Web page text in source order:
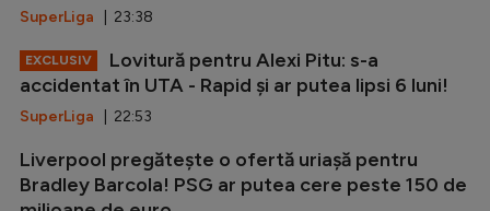
SuperLiga | 23:38
EXCLUSIV
Lovitură pentru Alexi Pitu: s-a
accidentat în UTA - Rapid și ar putea lipsi 6 luni!
SuperLiga | 22:53
Liverpool pregătește o ofertă uriașă pentru
Bradley Barcola! PSG ar putea cere peste 150 de